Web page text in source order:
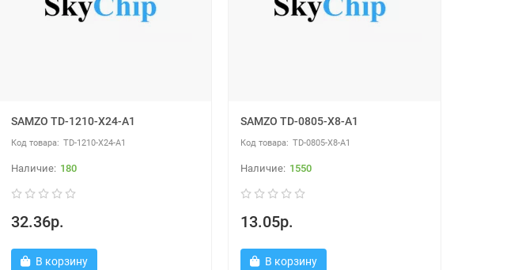
SAMZO TD-1210-X24-A1
TD-1210-X24-A1
180
32.36р.
В корзину
SAMZO TD-0805-X8-A1
TD-0805-X8-A1
1550
13.05р.
В корзину